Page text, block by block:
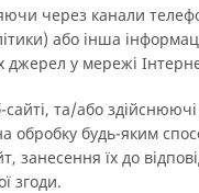
через канали
або інша
джерел у мережі
та/або здійснюючі
обробку будь-яким
їх до
згоди.